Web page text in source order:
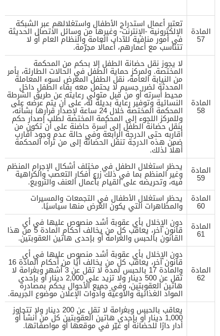
المادة
57
تعتبر أعمال استدراج الأطفال واستغلالهم عبر الشبكة
الإلكترونية -الإنترنت- وغيرها من وسائل الاتصال الحديثة
في أمور منافية للآداب العامة والنظام العام أو لا
تتناسب مع أعمارهم، أعمالًا مجرّمة.
المادة
58
لا يجوز نقل حضانة الطفل إلا بحكم من المحكمة
المختصة. ولمركز حماية الطفل في الحالات الطارئة، بأمر
من النيابة العامة، نقل الطفل المعرض لسوء المعاملة
المحدثة لضرر جسيم لا يحتمل معه بقاء الطفل داخل
محيط أسرته أو من قبل متولي رعايته عن طريق الشرطة
النسائية وتوفير رعاية بديلة له، على أن يتم عرضه على
المحكمة المختصة خلال 24 ساعة لإصدار قرارها بشأنه،
وللمركز اللجوء إلى المحكمة المختصة لطلب إصدار حكم
بنقل حضانة الطفل إلى أسرة حاضنة على أن تكون من
أقاربه حتى الدرجة الرابعة وفي حالة عدم وجود أقارب
ضمن هذه الدرجة تنقل الحضانة إلى من تراه المحكمة
أهلًا لذلك.
المادة
59
يحظر استغلال الطفل في مختلف أشكال الإجرام المنظم
وغير المنظم بما في ذلك زرع أفكار التعصب والكراهية
فيه، وتحريضه على القيام بأعمال العنف والترويع.
المادة
60
يحظر استغلال الأطفال في التجمعات والمسيرات
والمظاهرات التي يكون الغرض منها سياسيًا.
المادة
61
دون الإخلال بأي عقوبة أشد منصوص عليها في أي
قانون آخر، يعاقب كل من يخالف أحكام المادة 5 من هذا
القانون بالحبس والغرامة أو بإحدى هاتين العقوبتين.
المادة
62
دون الإخلال بأي عقوبة أشد منصوص عليها في أي
قانون آخر، يعاقب كل من يخالف أيًا من أحكام المادة 16
والمادة 17 بالحبس لمدة لا تقل عن 3 أشهر وبغرامة لا
تقل عن 500 دينار ولا تزيد على 2,000 دينار أو بإحدى
هاتين العقوبتين، وفي جميع الأحوال يحكم بمصادرة
المواد الغذائية والأوعية وأدوات الإعلان موضوع الجريمة.
يعاقب بالحبس وبغرامة لا تقل عن 200 دينار ولا تتجاوز
1,000 دينار أو بإحدى هاتين العقوبتين كل من أنشأ أو
أدار دارًا للحضانة أو غيّر في موقعها أو مواصفاتها.